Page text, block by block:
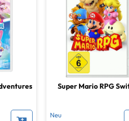
Super Mario RPG
Neu